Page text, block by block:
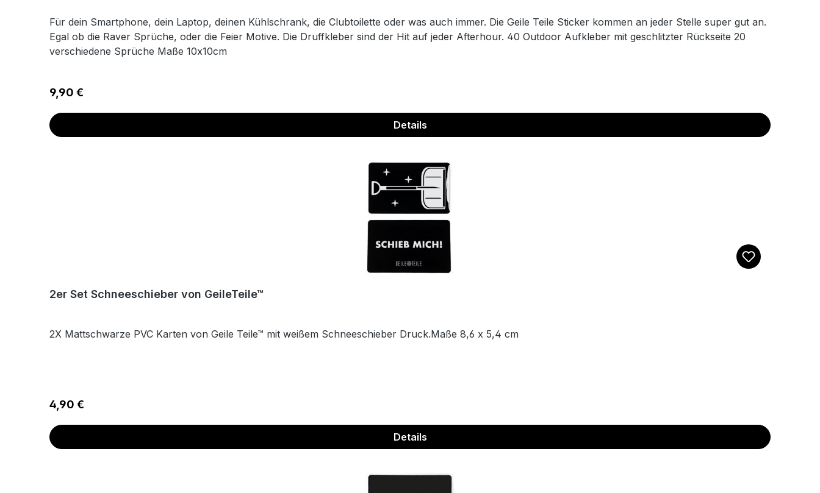
Für dein Smartphone, dein Laptop, deinen Kühlschrank, die Clubtoilette oder was auch immer. Die Geile Teile Sticker kommen an jeder Stelle super gut an.
Egal ob die Raver Sprüche, oder die Feier Motive. Die Druffkleber sind der Hit auf jeder Afterhour. 40 Outdoor Aufkleber mit geschlitzter Rückseite 20
verschiedene Sprüche Maße 10x10cm
Regulärer Preis:
9,90 €
Details
2er Set Schneeschieber von GeileTeile™
2X Mattschwarze PVC Karten von Geile Teile™ mit weißem Schneeschieber Druck.Maße 8,6 x 5,4 cm
Regulärer Preis:
4,90 €
Details